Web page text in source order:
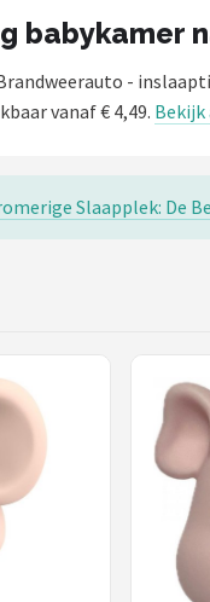
babykamer
-
vanaf € 4,49.
Slaapplek: De